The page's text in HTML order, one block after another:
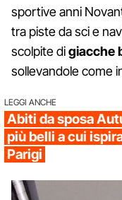
sportive anni
tra piste da sci e
scolpite digiacche
sollevandole come
LEGGI ANCHE
Abiti da sposa
più belli a cui
Parigi